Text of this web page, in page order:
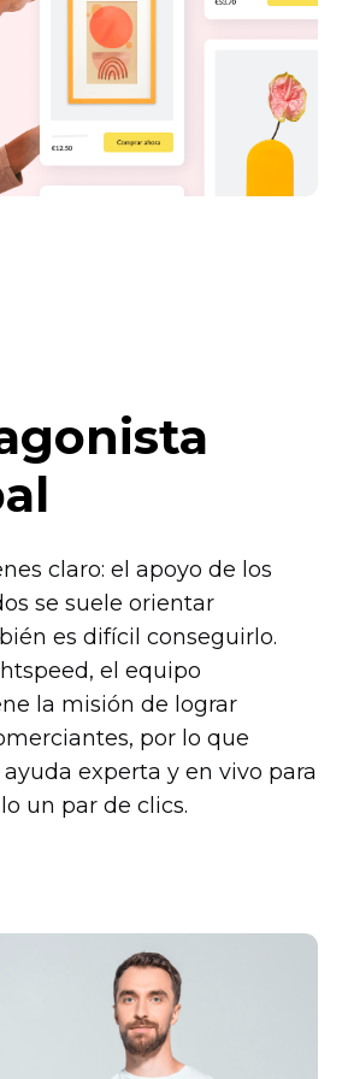
claro: el apoyo de los
se suele orientar
es difícil conseguirlo.
el equipo
la misión de lograr
por lo que
experta y en vivo para
un par de clics.